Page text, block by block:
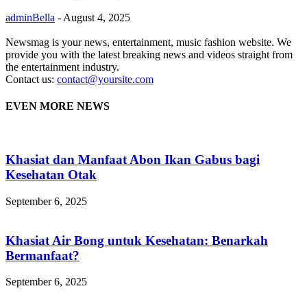
adminBella - August 4, 2025
Newsmag is your news, entertainment, music fashion website. We
provide you with the latest breaking news and videos straight from
the entertainment industry.
Contact us: contact@yoursite.com
EVEN MORE NEWS
Khasiat dan Manfaat Abon Ikan Gabus bagi
Kesehatan Otak
September 6, 2025
Khasiat Air Bong untuk Kesehatan: Benarkah
Bermanfaat?
September 6, 2025